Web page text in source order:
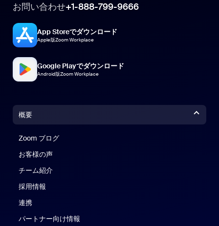
お問い合わせ+1-888-799-9666
App Storeでダウンロード
Apple版Zoom Workplace
Google Playでダウンロード
Android版Zoom Workplace
概要
Zoom ブログ
お客様の声
チーム紹介
採用情報
連携
パートナー向け情報